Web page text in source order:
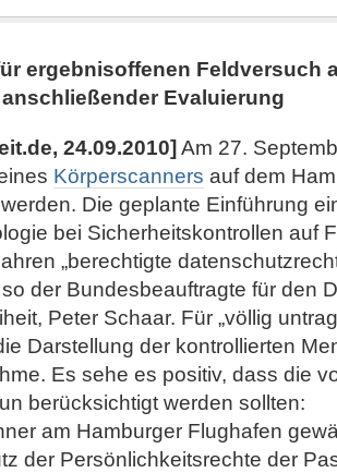
ergebnisoffenen Feldversuch
Evaluierung
24.09.2010] Am 27.
Körperscanners auf dem
Die geplante Einführung
bei Sicherheitskontrollen auf
„berechtigte
der Bundesbeauftragte für den
Peter Schaar. Für „völlig
Darstellung der kontrollierten
Es sehe es positiv, dass die
berücksichtigt werden sollten:
am Hamburger Flughafen
der Persönlichkeitsrechte der